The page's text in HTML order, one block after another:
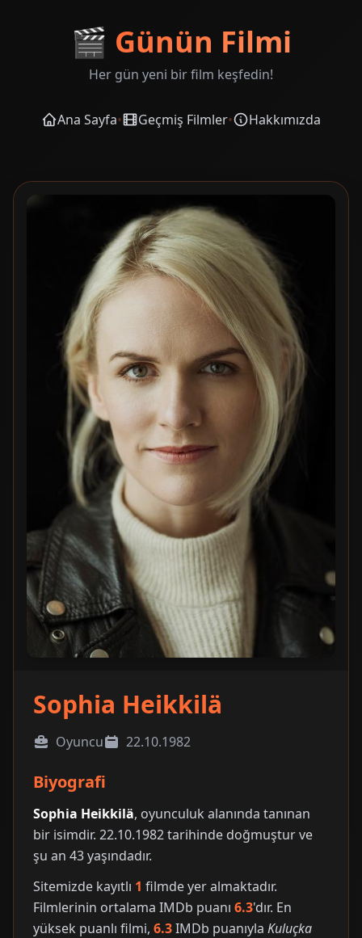
🎬 Günün Filmi
Her gün yeni bir film keşfedin!
Ana Sayfa• Geçmiş Filmler• Hakkımızda
Sophia Heikkilä
Oyuncu 22.10.1982
Biyografi
Sophia Heikkilä, oyunculuk alanında tanınan
bir isimdir. 22.10.1982 tarihinde doğmuştur ve
şu an 43 yaşındadır.
Sitemizde kayıtlı 1 filmde yer almaktadır.
Filmlerinin ortalama IMDb puanı 6.3'dır. En
yüksek puanlı filmi, 6.3IMDb puanıyla Kuluçka